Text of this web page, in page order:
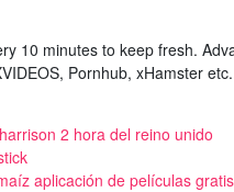
10 minutes to keep fresh.
Pornhub, xHamster etc.
2 hora del reino unido
aplicación de películas gratis